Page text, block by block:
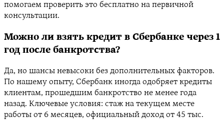
помогаем проверить это бесплатно на первичной
консультации.
Можно ли взять кредит в Сбербанке через 1
год после банкротства?
Да, но шансы невысоки без дополнительных факторов.
По нашему опыту, Сбербанк иногда одобряет кредиты
клиентам, прошедшим банкротство не менее года
назад. Ключевые условия: стаж на текущем месте
работы от 6 месяцев, официальный доход от 45 тыс.